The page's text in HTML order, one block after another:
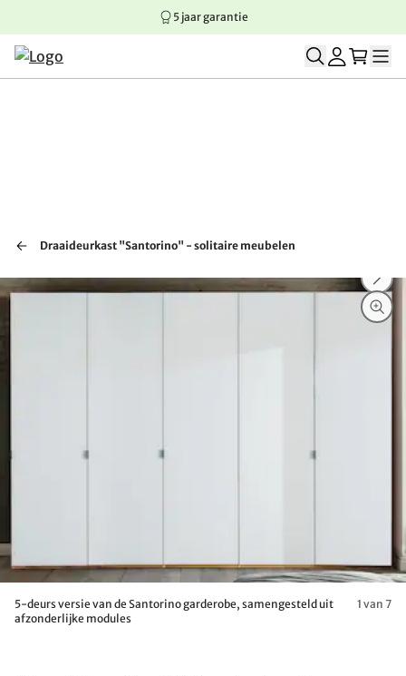
Springen naar hoofdinhoud
Springen naar hoofdnavigatie
Springen naar voettekst
5 jaar garantie
Draaideurkast "Santorino" - solitaire meubelen
5-deurs versie van de Santorino garderobe, samengesteld uit
afzonderlijke modules
1 van 7